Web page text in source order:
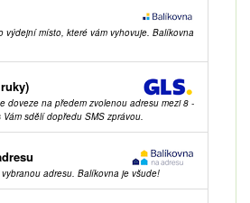
výdejní místo, které vám vyhovuje. Balíkovna
doveze na předem zvolenou adresu mezi 8 -
sdělí dopředu SMS zprávou.
adresu. Balíkovna je všude!